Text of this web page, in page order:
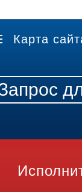
Карта